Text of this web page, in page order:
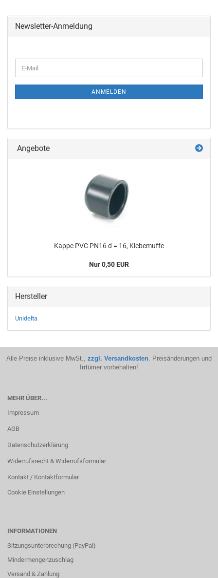
Newsletter-Anmeldung
ANMELDEN
Angebote
Kappe PVC PN16 d = 16, Kle­be­muf­fe
Nur 0,50 EUR
Hersteller
Unidelta
Alle Preise inklusive MwSt., zzgl. Versandkosten. Preisänderungen und
Irrtümer vorbehalten!
MEHR ÜBER...
Impressum
AGB
Datenschutzerklärung
Widerrufsrecht & Widerrufsformular
Kontakt / Kontaktformular
Cookie Einstellungen
INFORMATIONEN
Sitzungsunterbrechung (PayPal)
Mindermengenzuschlag
Versand & Zahlung